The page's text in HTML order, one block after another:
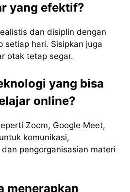
yang efektif?
dan disiplin dengan
setiap hari. Sisipkan juga
otak tetap segar.
yang bisa
online?
Zoom, Google Meet,
komunikasi,
pengorganisasian materi
menerapkan